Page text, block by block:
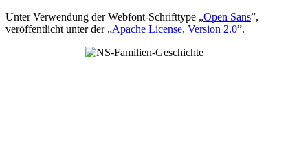
Unter Verwendung der Webfont-Schrifttype „Open Sans”,
veröffentlicht unter der „Apache License, Version 2.0”.